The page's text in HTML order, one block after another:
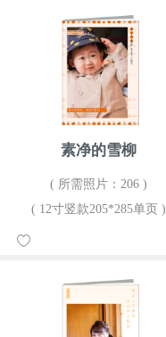
素净的雪柳
( 所需照片：206 )
( 12寸竖款205*285单页 )